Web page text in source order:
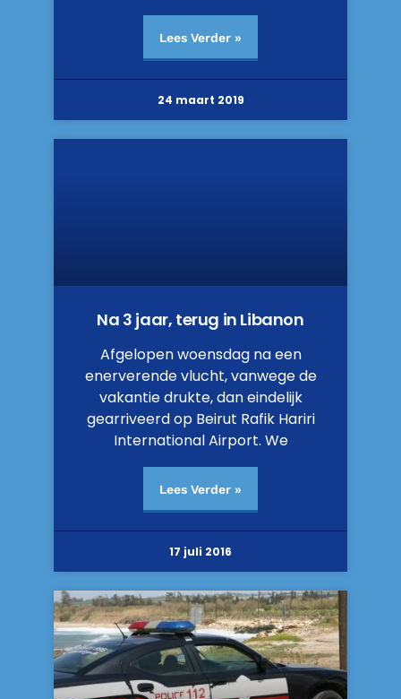
Lees Verder »
24 maart 2019
Na 3 jaar, terug in Libanon
Afgelopen woensdag na een
enerverende vlucht, vanwege de
vakantie drukte, dan eindelijk
gearriveerd op Beirut Rafik Hariri
International Airport. We
Lees Verder »
17 juli 2016